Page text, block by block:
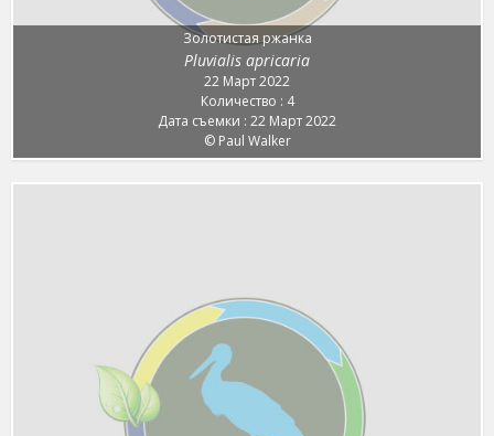
Золотистая ржанка
Pluvialis apricaria
22 Март 2022
Количество : 4
Дата съемки : 22 Март 2022
© Paul Walker